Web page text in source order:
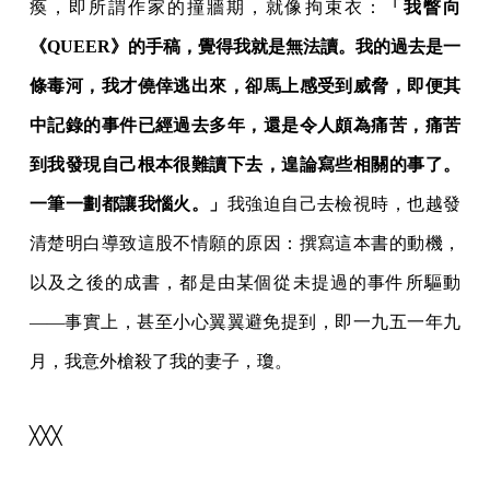
瘓，即所謂作家的撞牆期，就像拘束衣： 「我瞥向
《QUEER》的手稿，覺得我就是無法讀。我的過去是一
條毒河，我才僥倖逃出來，卻馬上感受到威脅，即便其
中記錄的事件已經過去多年，還是令人頗為痛苦，痛苦
到我發現自己根本很難讀下去，遑論寫些相關的事了。
一筆一劃都讓我惱火。」 我強迫自己去檢視時，也越發
清楚明白導致這股不情願的原因：撰寫這本書的動機，
以及之後的成書，都是由某個從未提過的事件所驅動
——事實上，甚至小心翼翼避免提到，即一九五一年九
月，我意外槍殺了我的妻子，瓊。
╳╳╳